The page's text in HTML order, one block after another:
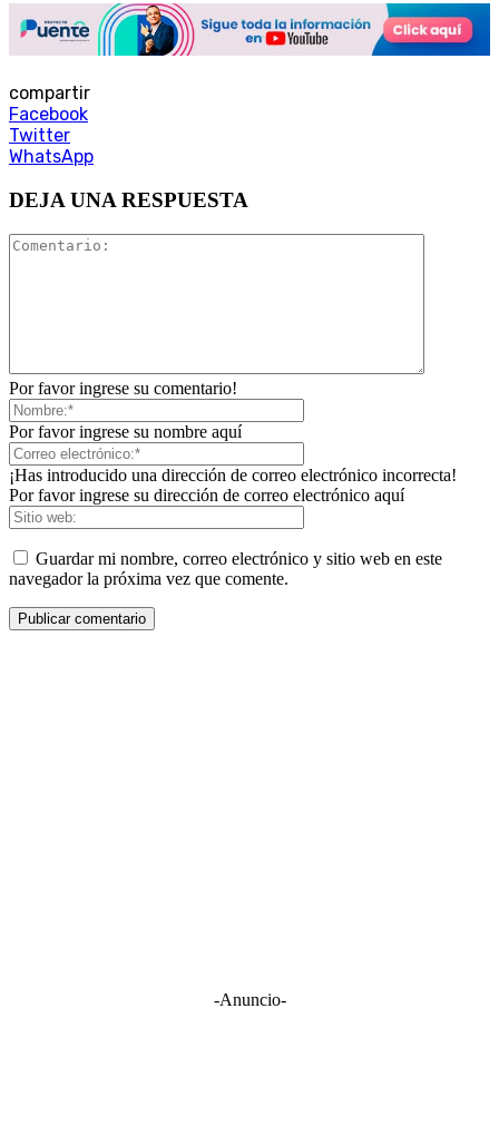
compartir
Facebook
Twitter
WhatsApp
DEJA UNA RESPUESTA
Por favor ingrese su comentario!
Por favor ingrese su nombre aquí
¡Has introducido una dirección de correo electrónico incorrecta!
Por favor ingrese su dirección de correo electrónico aquí
Guardar mi nombre, correo electrónico y sitio web en este
navegador la próxima vez que comente.
-Anuncio-